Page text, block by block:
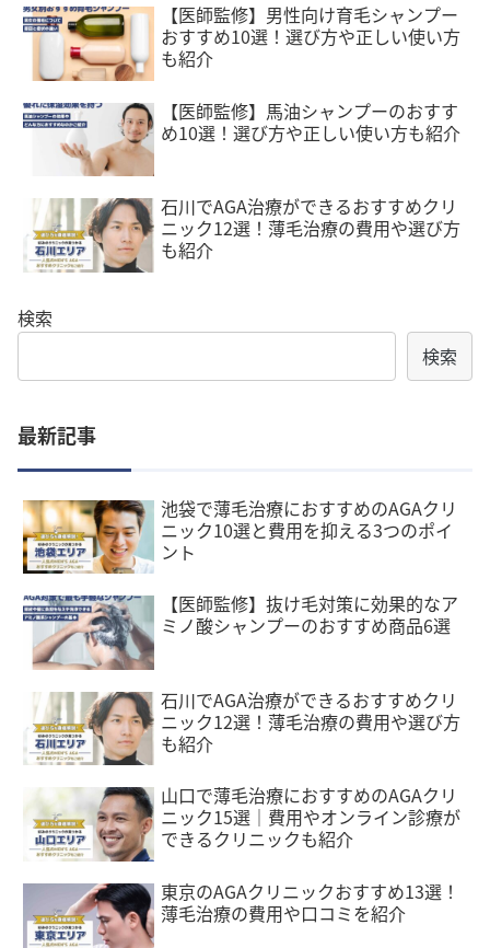
【医師監修】男性向け育毛シャンプー
おすすめ10選！選び方や正しい使い方
も紹介
【医師監修】馬油シャンプーのおすす
め10選！選び方や正しい使い方も紹介
石川でAGA治療ができるおすすめクリ
ニック12選！薄毛治療の費用や選び方
も紹介
検索
検索
最新記事
池袋で薄毛治療におすすめのAGAクリ
ニック10選と費用を抑える3つのポイ
ント
【医師監修】抜け毛対策に効果的なア
ミノ酸シャンプーのおすすめ商品6選
石川でAGA治療ができるおすすめクリ
ニック12選！薄毛治療の費用や選び方
も紹介
山口で薄毛治療におすすめのAGAクリ
ニック15選｜費用やオンライン診療が
できるクリニックも紹介
東京のAGAクリニックおすすめ13選！
薄毛治療の費用や口コミを紹介